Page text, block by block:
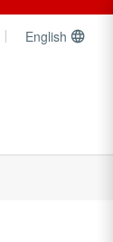
English